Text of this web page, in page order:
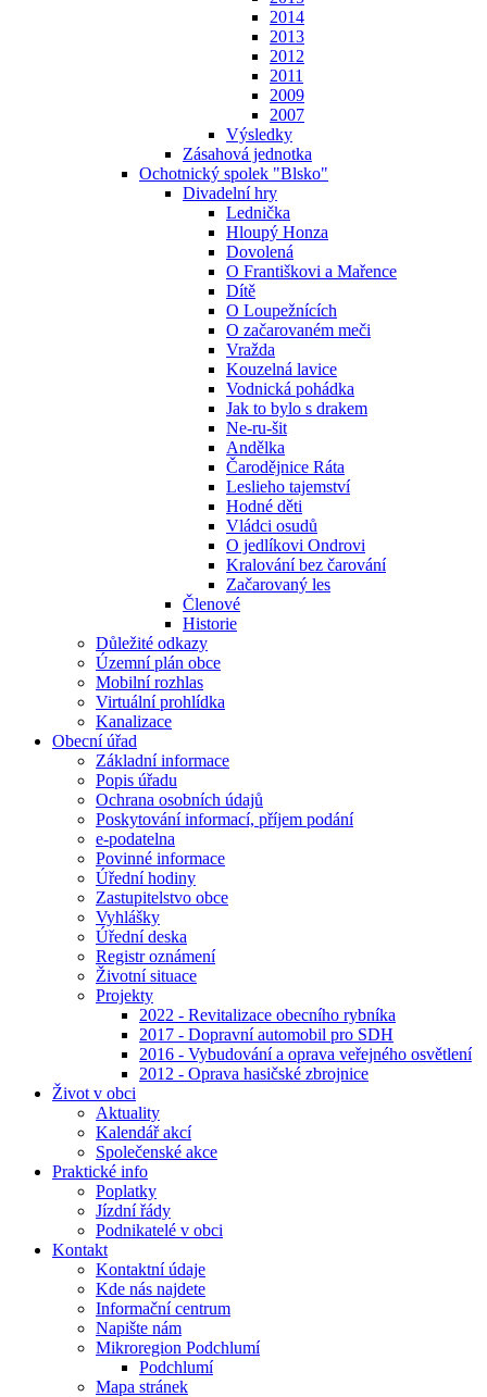
2014
2013
2012
2011
2009
2007
Výsledky
Zásahová jednotka
Ochotnický spolek "Blsko"
Divadelní hry
Lednička
Hloupý Honza
Dovolená
O Františkovi a Mařence
Dítě
O Loupežnících
O začarovaném meči
Vražda
Kouzelná lavice
Vodnická pohádka
Jak to bylo s drakem
Ne-ru-šit
Andělka
Čarodějnice Ráta
Leslieho tajemství
Hodné děti
Vládci osudů
O jedlíkovi Ondrovi
Kralování bez čarování
Začarovaný les
Členové
Historie
Důležité odkazy
Územní plán obce
Mobilní rozhlas
Virtuální prohlídka
Kanalizace
Obecní úřad
Základní informace
Popis úřadu
Ochrana osobních údajů
Poskytování informací, příjem podání
e-podatelna
Povinné informace
Úřední hodiny
Zastupitelstvo obce
Vyhlášky
Úřední deska
Registr oznámení
Životní situace
Projekty
2022 - Revitalizace obecního rybníka
2017 - Dopravní automobil pro SDH
2016 - Vybudování a oprava veřejného osvětlení
2012 - Oprava hasičské zbrojnice
Život v obci
Aktuality
Kalendář akcí
Společenské akce
Praktické info
Poplatky
Jízdní řády
Podnikatelé v obci
Kontakt
Kontaktní údaje
Kde nás najdete
Informační centrum
Napište nám
Mikroregion Podchlumí
Podchlumí
Mapa stránek